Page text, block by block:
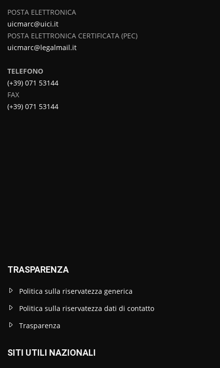
POSTA ELETTRONICA
uicmarc@uici.it
POSTA ELETTRONICA CERTIFICATA (PEC)
uicmarc@legalmail.it
TELEFONO
(+39) 071 53144
FAX
(+39) 071 53144
TRASPARENZA
Politica sulla riservatezza generica
Politica sulla riservatezza dati di contatto
Trasparenza
SITI UTILI NAZIONALI